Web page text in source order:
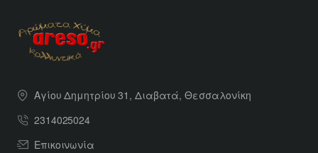
Αγίου Δημητρίου 31, Διαβατά, Θεσσαλονίκη
2314025024
Επικοινωνία